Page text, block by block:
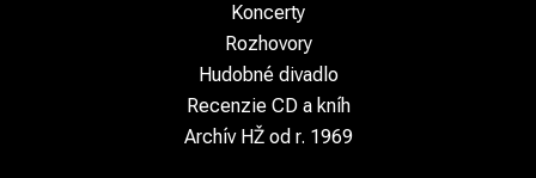
Koncerty
Rozhovory
Hudobné divadlo
Recenzie CD a kníh
Archív HŽ od r. 1969